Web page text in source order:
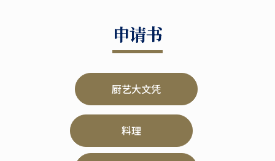
申请书
厨艺大文凭
料理